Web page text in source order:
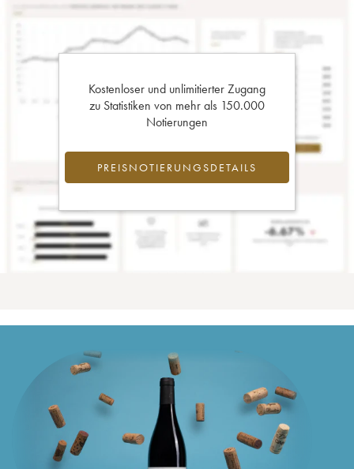
Kostenloser und unlimitierter Zugang
zu Statistiken von mehr als 150.000
Notierungen
PREISNOTIERUNGSDETAILS